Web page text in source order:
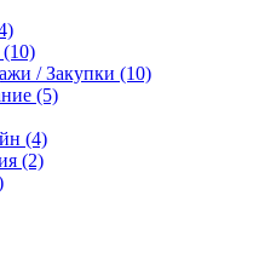
(10)
/ Закупки (10)
(5)
(4)
(2)